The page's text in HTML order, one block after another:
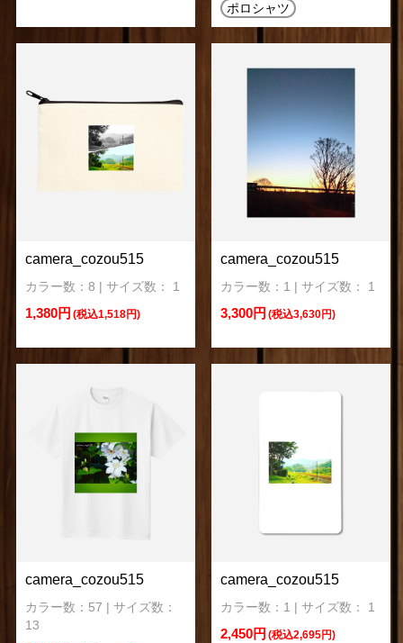
ポロシャツ
camera_cozou515
カラー数：8 | サイズ数： 1
1,380円 (税込1,518円)
camera_cozou515
カラー数：1 | サイズ数： 1
3,300円 (税込3,630円)
camera_cozou515
カラー数：57 | サイズ数：
13
camera_cozou515
カラー数：1 | サイズ数： 1
2,450円 (税込2,695円)